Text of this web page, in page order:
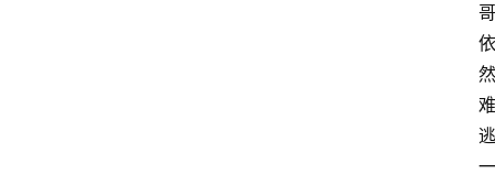
哥
依
然
难
逃
一